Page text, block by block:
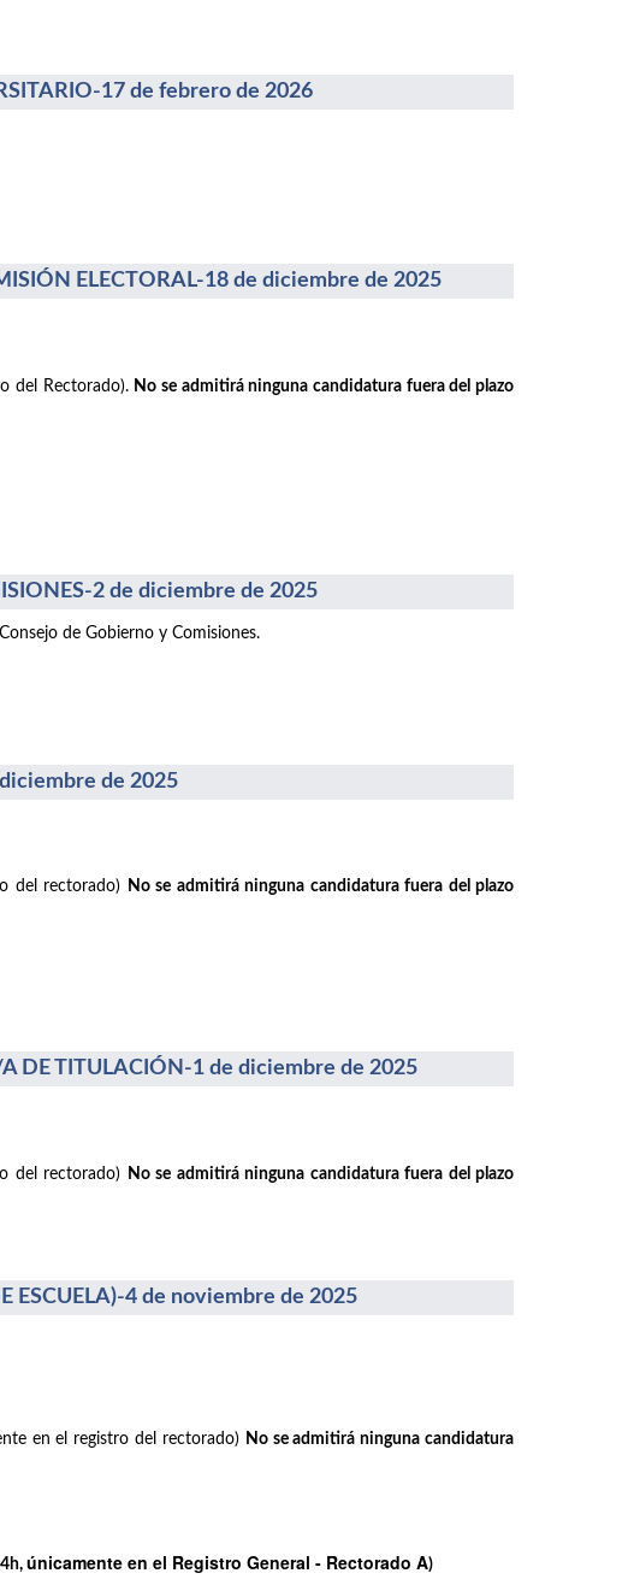
17 de febrero de 2026
ELECTORAL-18 de diciembre de 2025
del Rectorado). No se admitirá ninguna candidatura fuera del plazo
2 de diciembre de 2025
de Gobierno y Comisiones.
de 2025
del rectorado)
No se admitirá ninguna candidatura fuera del plazo
DE TITULACIÓN-1 de diciembre de 2025
del rectorado)
No se admitirá ninguna candidatura fuera del plazo
ESCUELA)-4 de noviembre de 2025
en el registro del rectorado) No se admitirá ninguna candidatura
únicamente en el Registro General - Rectorado A)